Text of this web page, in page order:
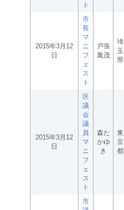
ト
2015年3月12
日
市
長
マ
ニ
フ
ェ
ス
ト
戸張
胤茂
埼
玉
県
2015年3月12
日
区
議
会
議
員
マ
ニ
フ
ェ
ス
ト
森た
かゆ
き
東
京
都
市